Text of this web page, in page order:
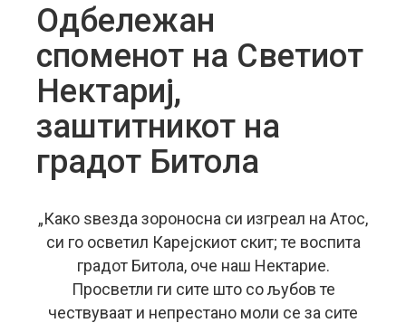
Одбележан
споменот на Светиот
Нектариј,
заштитникот на
градот Битола
„Како ѕвезда зороносна си изгреал на Атос,
си го осветил Карејскиот скит; те воспита
градот Битола, оче наш Нектарие.
Просветли ги сите што со љубов те
чествуваат и непрестано моли се за сите